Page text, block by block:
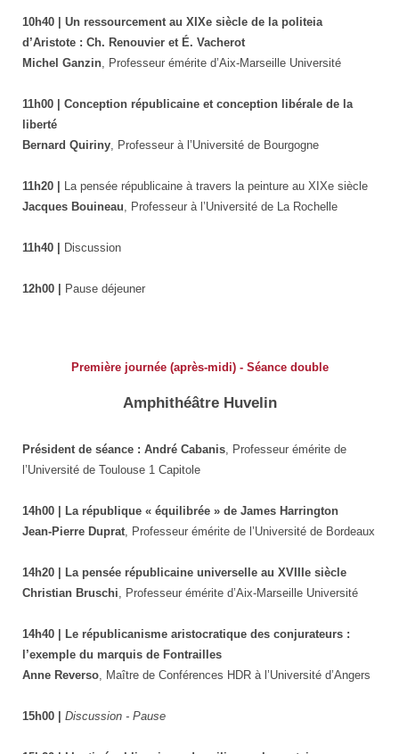
10h40 | Un ressourcement au XIXe siècle de la politeia
d’Aristote : Ch. Renouvier et É. Vacherot
Michel Ganzin , Professeur émérite d’Aix-Marseille Université
11h00 |
Conception républicaine et conception libérale de la
liberté
Bernard Quiriny , Professeur à l’Université de Bourgogne
11h20 |
La pensée républicaine à travers la peinture au XIXe siècle
Jacques Bouineau , Professeur à l’Université de La Rochelle
11h40 | Discussion
12h00 | Pause déjeuner
Première journée (après-midi) - Séance double
Amphithéâtre Huvelin
Président de séance : André Cabanis, Professeur émérite de
l’Université de Toulouse 1 Capitole
14h00 | La république « équilibrée » de James Harrington
Jean-Pierre Duprat, Professeur émérite de l’Université de Bordeaux
14h20 | La pensée républicaine universelle au XVIIIe siècle
Christian Bruschi, Professeur émérite d’Aix-Marseille Université
14h40 | Le républicanisme aristocratique des conjurateurs :
l’exemple du marquis de Fontrailles
Anne Reverso, Maître de Conférences HDR à l’Université d’Angers
15h00 | Discussion - Pause